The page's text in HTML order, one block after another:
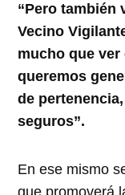
“Pero también
Vecino
mucho que ver
queremos
de
seguros”.
En ese mismo